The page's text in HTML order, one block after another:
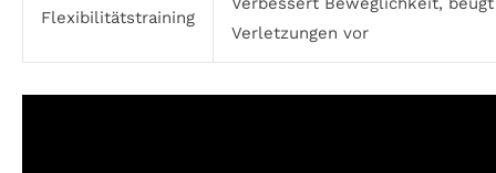
Flexibilitätstraining
Verletzungen vor